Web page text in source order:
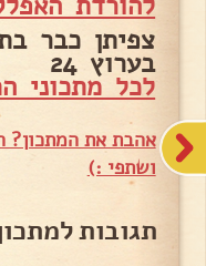
צפיתן כבר
בערוץ 24
לכל מתכוני
אהבת את המתכון?
ושתפי :)
תגובות